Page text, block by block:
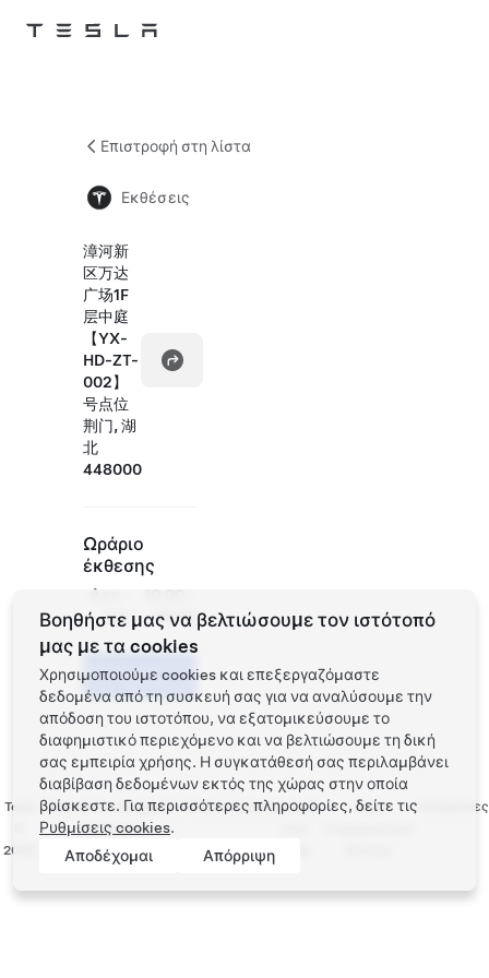
Επιστροφή στη λίστα
Εκθέσεις
漳河新
区万达
广场1F
层中庭
【YX-
HD-ZT-
002】
号点位
荆门, 湖
北
448000
Ωράριο
έκθεσης
Δευ -
Κυρ
10:00 -
22:00
Προγραμματίστε
ένα Test Drive
Tesla
2026
Προστασία απορρήτου
και Νομικές
υποχρεώσεις
ΕπικοινωνίαΕργασία
Λήψη
Τοποθεσίες
Βοηθήστε μας να βελτιώσουμε τον ιστότοπό
μας με τα cookies
Χρησιμοποιούμε cookies και επεξεργαζόμαστε
δεδομένα από τη συσκευή σας για να αναλύσουμε την
απόδοση του ιστοτόπου, να εξατομικεύσουμε το
διαφημιστικό περιεχόμενο και να βελτιώσουμε τη δική
σας εμπειρία χρήσης. Η συγκατάθεσή σας περιλαμβάνει
διαβίβαση δεδομένων εκτός της χώρας στην οποία
βρίσκεστε. Για περισσότερες πληροφορίες, δείτε τις
Ρυθμίσεις cookies.
Αποδέχομαι
Απόρριψη